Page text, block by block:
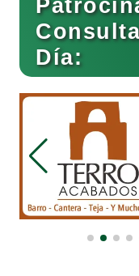
Bebidas
Belleza
Bordados
Boutiques
Día: